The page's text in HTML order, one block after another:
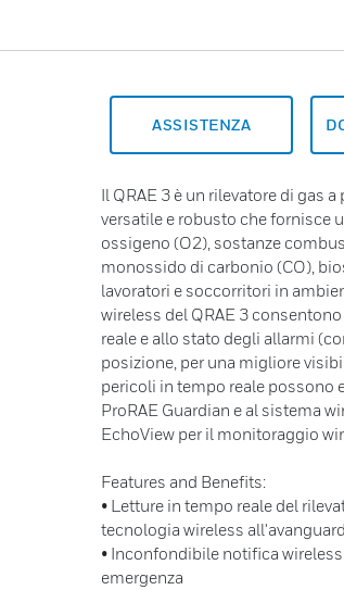
ASSISTENZA
Il QRAE 3 è un rilevatore di gas
versatile e robusto che fornisce
ossigeno (O2), sostanze
monossido di carbonio (CO),
lavoratori e soccorritori in
wireless del QRAE 3
reale e allo stato degli allarmi
posizione, per una migliore
pericoli in tempo reale possono
ProRAE Guardian e al sistema
EchoView per il monitoraggio
Features and Benefits:
• Letture in tempo reale del
tecnologia wireless
• Inconfondibile notifica
emergenza